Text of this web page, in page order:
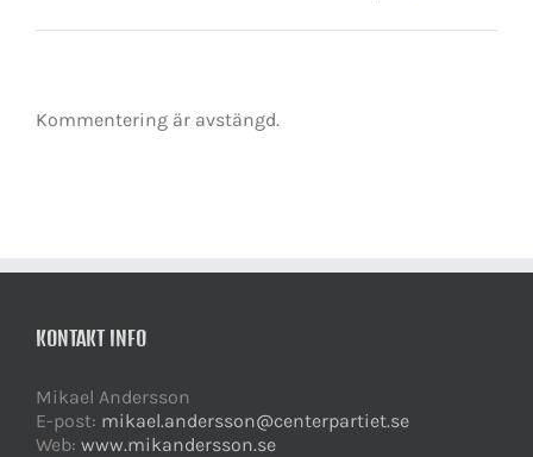
Kommentering är avstängd.
KONTAKT INFO
Mikael Andersson
E-post: mikael.andersson@centerpartiet.se
Web: www.mikandersson.se